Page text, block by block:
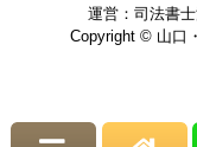
運営：司法書
Copyright © 山口